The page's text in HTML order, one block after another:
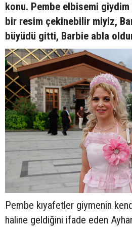
konu. Pembe elbisemi
bir resim çekinebilir miyiz,
büyüdü gitti, Barbie abla
Pembe kıyafetler giymenin
haline geldiğini ifade eden